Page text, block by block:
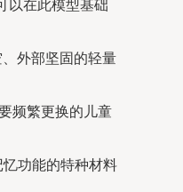
以在此模型基础
外部坚固的轻量
频繁更换的儿童
功能的特种材料